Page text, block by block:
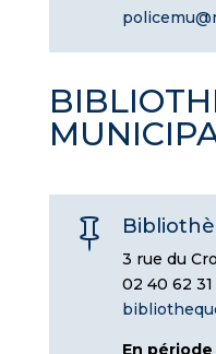

3 rue du
02 40 62
En